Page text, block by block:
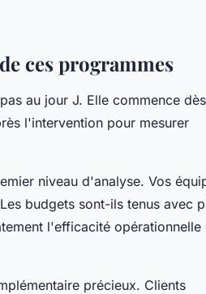
ces programmes
au jour J. Elle commence
l'intervention pour mesurer
niveau d'analyse. Vos
budgets sont-ils tenus avec
l'efficacité opérationnelle
précieux. Clients